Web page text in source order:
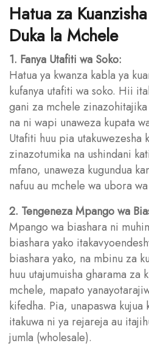
Hatua za
Duka la Mchele
1. Fanya Utafiti wa Soko:
Hatua ya kwanza kabla ya
kufanya utafiti wa soko. Hii
gani za mchele
na ni wapi unaweza kupata
Utafiti huu pia utakuwezesha
zinazotumika na ushindani
mfano, unaweza kugundua
nafuu au mchele wa ubora
2. Tengeneza Mpango wa
Mpango wa biashara ni
biashara yako
biashara yako, na mbinu za
huu utajumuisha gharama za
mchele, mapato
kifedha. Pia, unapaswa kujua
itakuwa ni ya rejareja au
jumla (wholesale).